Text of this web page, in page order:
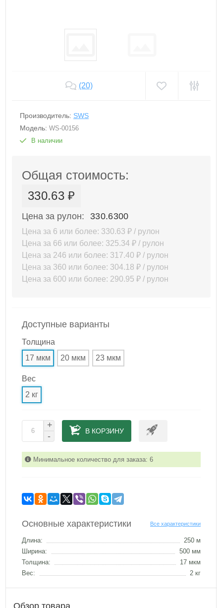
(20)
Производитель: SWS
Модель: WS-00156
В наличии
Общая стоимость:
330.63 ₽
Цена за рулон: 330.6300
Цена за 6 или более: 330.63 ₽ / рулон
Цена за 66 или более: 325.34 ₽ / рулон
Цена за 246 или более: 317.40 ₽ / рулон
Цена за 360 или более: 304.18 ₽ / рулон
Цена за 600 или более: 290.95 ₽ / рулон
Доступные варианты
Толщина
17 мкм
20 мкм 23 мкм
Вес
2 кг
+
-
В КОРЗИНУ
Минимальное количество для заказа: 6
Основные характеристики Все характеристики
Длина:
250 м
Ширина:
500 мм
Толщина:
17 мкм
Вес:
2 кг
Обзор товара